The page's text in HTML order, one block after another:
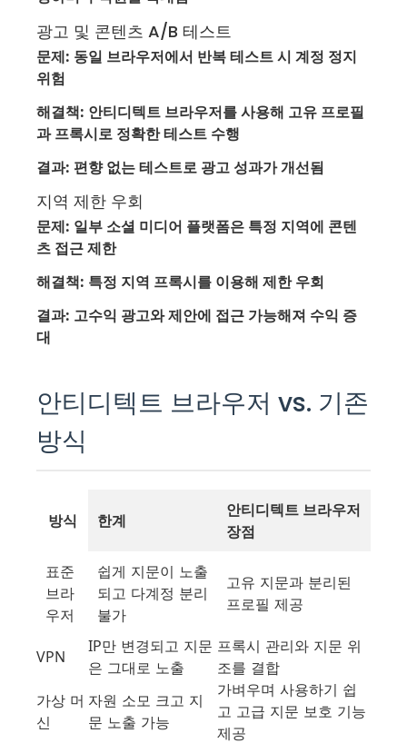
광고 및 콘텐츠 A/B 테스트
문제: 동일 브라우저에서 반복 테스트 시 계정 정지
위험
해결책: 안티디텍트 브라우저를 사용해 고유 프로필
과 프록시로 정확한 테스트 수행
결과: 편향 없는 테스트로 광고 성과가 개선됨
지역 제한 우회
문제: 일부 소셜 미디어 플랫폼은 특정 지역에 콘텐
츠 접근 제한
해결책: 특정 지역 프록시를 이용해 제한 우회
결과: 고수익 광고와 제안에 접근 가능해져 수익 증
대
안티디텍트 브라우저 vs. 기존
방식
방식 한계
안티디텍트 브라우저
장점
표준
브라
우저
쉽게 지문이 노출
되고 다계정 분리
불가
고유 지문과 분리된
프로필 제공
VPN
IP만 변경되고 지문
은 그대로 노출
프록시 관리와 지문 위
조를 결합
가상 머
신
자원 소모 크고 지
문 노출 가능
가벼우며 사용하기 쉽
고 고급 지문 보호 기능
제공